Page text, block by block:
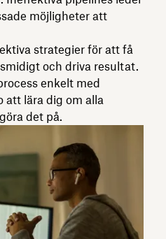
möjligheter att
strategier för att få
och driva resultat.
enkelt med
att lära dig om alla
det på.